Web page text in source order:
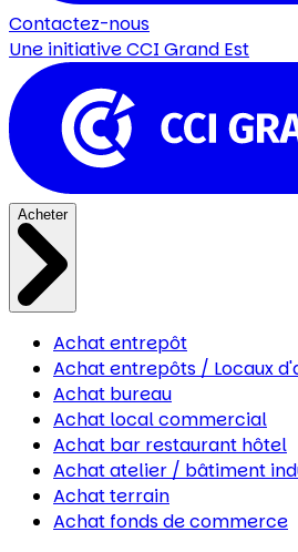
Contactez-nous
Une initiativeCCI Grand Est
Acheter
Achat entrepôt
Achat entrepôts / Locaux
Achat bureau
Achat local commercial
Achat bar restaurant hôtel
Achat atelier / bâtiment
Achat terrain
Achat fonds de commerce